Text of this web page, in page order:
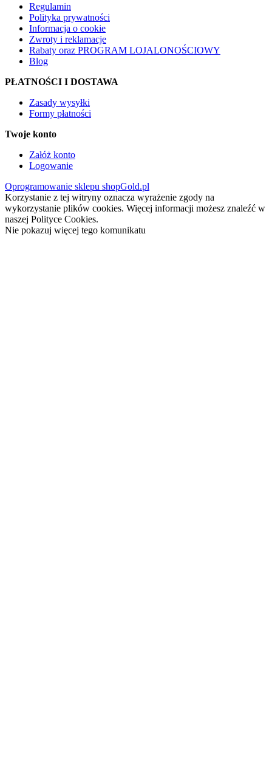
Regulamin
Polityka prywatności
Informacja o cookie
Zwroty i reklamacje
Rabaty oraz PROGRAM LOJALONOŚCIOWY
Blog
PŁATNOŚCI I DOSTAWA
Zasady wysyłki
Formy płatności
Twoje konto
Załóż konto
Logowanie
Oprogramowanie sklepu shopGold.pl
Korzystanie z tej witryny oznacza wyrażenie zgody na
wykorzystanie plików cookies. Więcej informacji możesz znaleźć w
naszej Polityce Cookies.
Nie pokazuj więcej tego komunikatu